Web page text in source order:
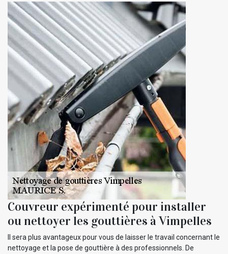
Couvreur expérimenté pour installer
ou nettoyer les gouttières à Vimpelles
Il sera plus avantageux pour vous de laisser le travail concernant le
nettoyage et la pose de gouttière à des professionnels. De